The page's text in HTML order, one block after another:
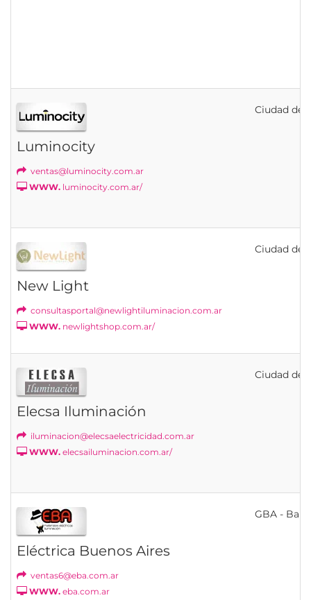
Luminocity
ventas@luminocity.com.ar
WWW. luminocity.com.ar/
Ciudad de
New Light
consultasportal@newlightiluminacion.com.ar
WWW. newlightshop.com.ar/
Ciudad de
Elecsa Iluminación
iluminacion@elecsaelectricidad.com.ar
WWW. elecsailuminacion.com.ar/
Ciudad de
Eléctrica Buenos Aires
ventas6@eba.com.ar
WWW. eba.com.ar
GBA -